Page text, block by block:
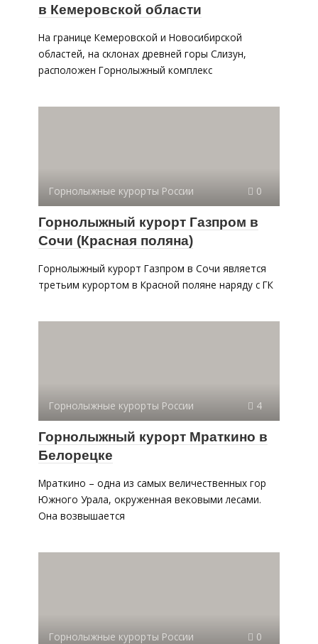
в Кемеровской области
На границе Кемеровской и Новосибирской
областей, на склонах древней горы Слизун,
расположен Горнолыжный комплекс
Горнолыжные курорты России 0
Горнолыжный курорт Газпром в
Сочи (Красная поляна)
Горнолыжный курорт Газпром в Сочи является
третьим курортом в Красной поляне наряду с ГК
Горнолыжные курорты России 4
Горнолыжный курорт Мраткино в
Белорецке
Мраткино – одна из самых величественных гор
Южного Урала, окруженная вековыми лесами.
Она возвышается
Горнолыжные курорты России 0